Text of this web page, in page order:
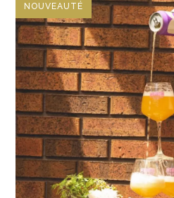
NOUVEAUTÉ